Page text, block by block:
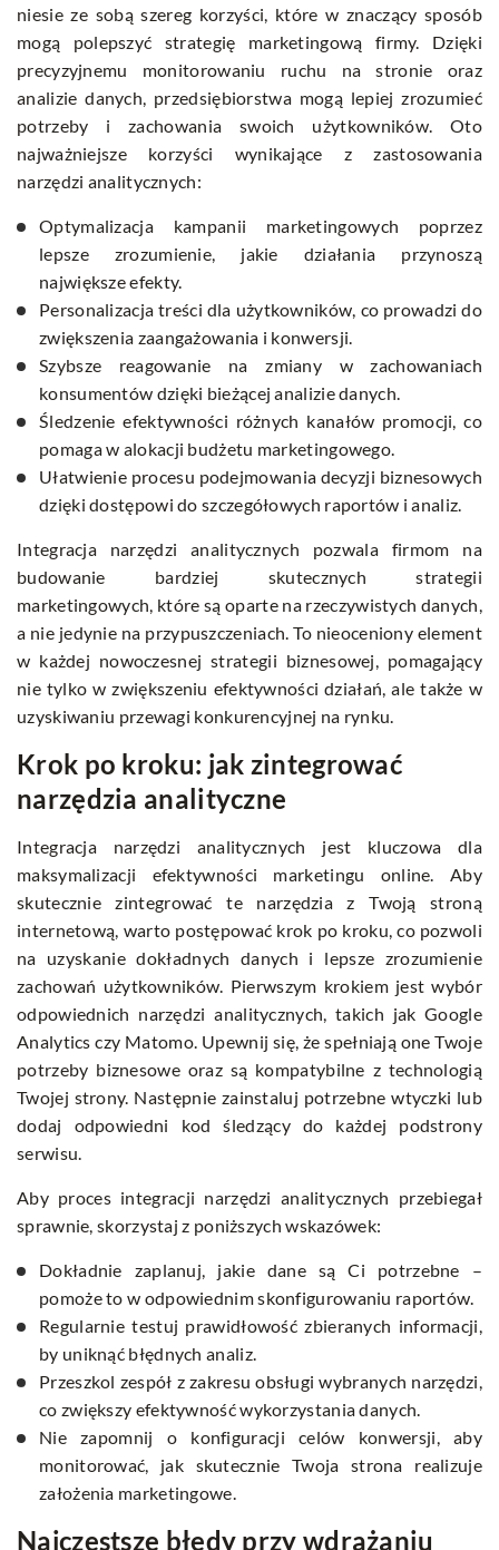
niesie ze sobą szereg korzyści, które w znaczący sposób
mogą polepszyć strategię marketingową firmy. Dzięki
precyzyjnemu monitorowaniu ruchu na stronie oraz
analizie danych, przedsiębiorstwa mogą lepiej zrozumieć
potrzeby i zachowania swoich użytkowników. Oto
najważniejsze korzyści wynikające z zastosowania
narzędzi analitycznych:
Optymalizacja kampanii marketingowych poprzez
lepsze zrozumienie, jakie działania przynoszą
największe efekty.
Personalizacja treści dla użytkowników, co prowadzi do
zwiększenia zaangażowania i konwersji.
Szybsze reagowanie na zmiany w zachowaniach
konsumentów dzięki bieżącej analizie danych.
Śledzenie efektywności różnych kanałów promocji, co
pomaga w alokacji budżetu marketingowego.
Ułatwienie procesu podejmowania decyzji biznesowych
dzięki dostępowi do szczegółowych raportów i analiz.
Integracja narzędzi analitycznych pozwala firmom na
budowanie bardziej skutecznych strategii
marketingowych, które są oparte na rzeczywistych danych,
a nie jedynie na przypuszczeniach. To nieoceniony element
w każdej nowoczesnej strategii biznesowej, pomagający
nie tylko w zwiększeniu efektywności działań, ale także w
uzyskiwaniu przewagi konkurencyjnej na rynku.
Krok po kroku: jak zintegrować
narzędzia analityczne
Integracja narzędzi analitycznych jest kluczowa dla
maksymalizacji efektywności marketingu online. Aby
skutecznie zintegrować te narzędzia z Twoją stroną
internetową, warto postępować krok po kroku, co pozwoli
na uzyskanie dokładnych danych i lepsze zrozumienie
zachowań użytkowników. Pierwszym krokiem jest wybór
odpowiednich narzędzi analitycznych, takich jak Google
Analytics czy Matomo. Upewnij się, że spełniają one Twoje
potrzeby biznesowe oraz są kompatybilne z technologią
Twojej strony. Następnie zainstaluj potrzebne wtyczki lub
dodaj odpowiedni kod śledzący do każdej podstrony
serwisu.
Aby proces integracji narzędzi analitycznych przebiegał
sprawnie, skorzystaj z poniższych wskazówek:
Dokładnie zaplanuj, jakie dane są Ci potrzebne –
pomoże to w odpowiednim skonfigurowaniu raportów.
Regularnie testuj prawidłowość zbieranych informacji,
by uniknąć błędnych analiz.
Przeszkol zespół z zakresu obsługi wybranych narzędzi,
co zwiększy efektywność wykorzystania danych.
Nie zapomnij o konfiguracji celów konwersji, aby
monitorować, jak skutecznie Twoja strona realizuje
założenia marketingowe.
Najczęstsze błędy przy wdrażaniu